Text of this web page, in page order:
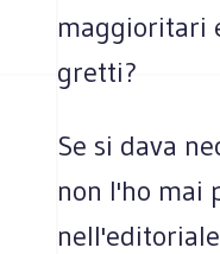
maggioritari
gretti?
Se si dava
non l'ho mai